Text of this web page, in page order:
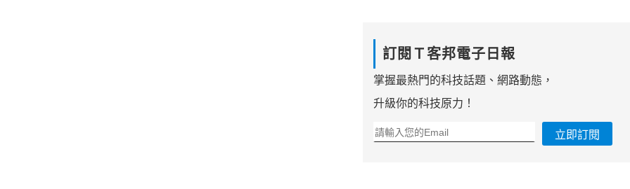
訂閱Ｔ客邦電子日報
掌握最熱門的科技話題、網路動態，
升級你的科技原力！
立即訂閱